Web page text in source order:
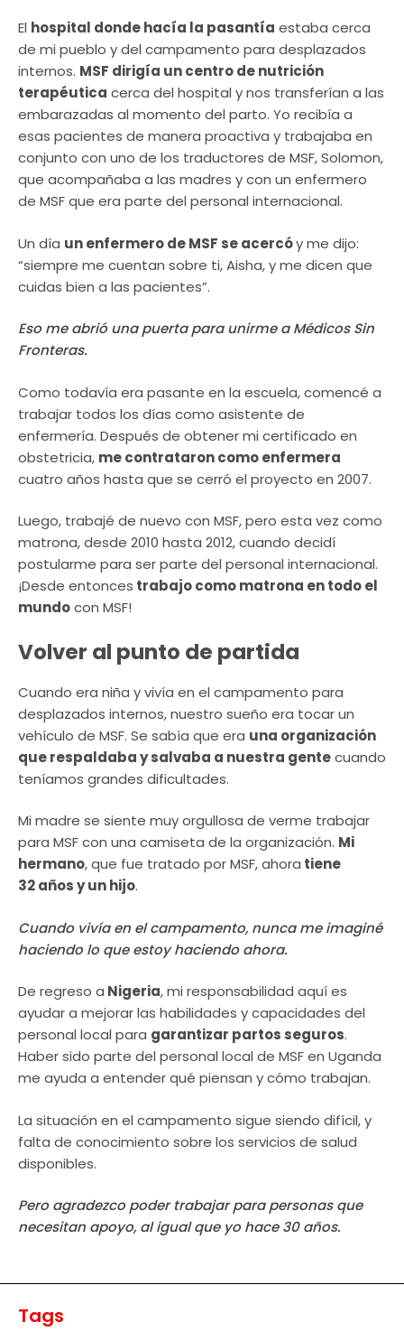
El hospital donde hacía la pasantía estaba cerca
de mi pueblo y del campamento para desplazados
internos. MSF dirigía un centro de nutrición
terapéutica cerca del hospital y nos transferían a las
embarazadas al momento del parto. Yo recibía a
esas pacientes de manera proactiva y trabajaba en
conjunto con uno de los traductores de MSF, Solomon,
que acompañaba a las madres y con un enfermero
de MSF que era parte del personal internacional.
Un día un enfermero de MSF se acercóy me dijo:
“siempre me cuentan sobre ti, Aisha, y me dicen que
cuidas bien a las pacientes”.
Eso me abrió una puerta para unirme a Médicos Sin
Fronteras.
Como todavía era pasante en la escuela, comencé a
trabajar todos los días como asistente de
enfermería. Después de obtener mi certificado en
obstetricia, me contrataron como enfermera
cuatro años hasta que se cerró el proyecto en 2007.
Luego, trabajé de nuevo con MSF, pero esta vez como
matrona, desde 2010 hasta 2012, cuando decidí
postularme para ser parte del personal internacional.
¡Desde entonces trabajo como matrona en todo el
mundocon MSF!
Volver al punto de partida
Cuando era niña y vivía en el campamento para
desplazados internos, nuestro sueño era tocar un
vehículo de MSF. Se sabía que era una organización
que respaldaba y salvaba a nuestra gentecuando
teníamos grandes dificultades.
Mi madre se siente muy orgullosa de verme trabajar
para MSF con una camiseta de la organización. Mi
hermano, que fue tratado por MSF, ahora tiene
32 años y un hijo.
Cuando vivía en el campamento, nunca me imaginé
haciendo lo que estoy haciendo ahora.
De regreso a Nigeria, mi responsabilidad aquí es
ayudar a mejorar las habilidades y capacidades del
personal local para garantizar partos seguros.
Haber sido parte del personal local de MSF en Uganda
me ayuda a entender qué piensan y cómo trabajan.
La situación en el campamento sigue siendo difícil, y
falta de conocimiento sobre los servicios de salud
disponibles.
Pero agradezco poder trabajar para personas que
necesitan apoyo, al igual que yo hace 30 años.
Tags